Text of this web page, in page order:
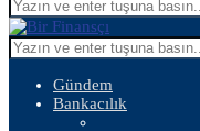
Gündem
Bankacılık